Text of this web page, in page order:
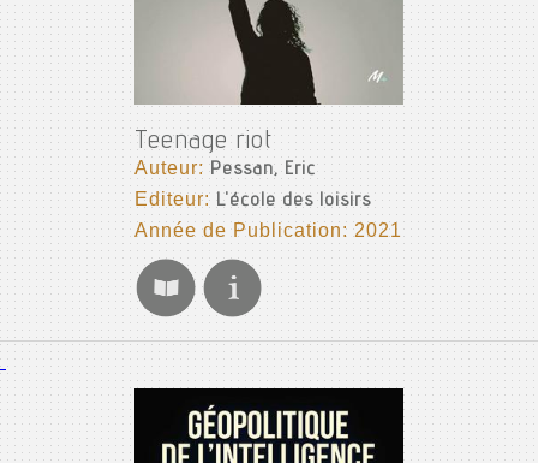
Teenage riot
Auteur:Pessan, Eric
Editeur: L'école des loisirs
Année de Publication: 2021